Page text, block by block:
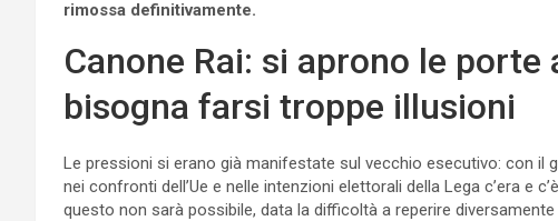
rimossa definitivamente.
Canone Rai: si aprono le porte
bisogna farsi troppe illusioni
Le pressioni si erano già manifestate sul vecchio esecutivo: con il
nei confronti dell’Ue e nelle intenzioni elettorali della Lega c’era e
questo non sarà possibile, data la difficoltà a reperire